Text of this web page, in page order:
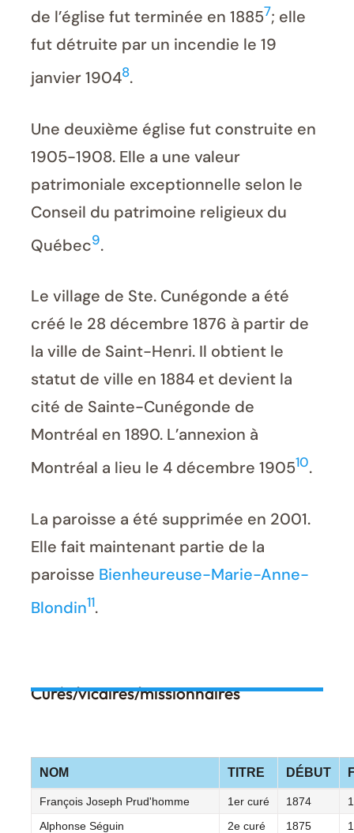
de l’église fut terminée en 18857; elle
fut détruite par un incendie le 19
janvier 19048.
Une deuxième église fut construite en
1905-1908. Elle a une valeur
patrimoniale exceptionnelle selon le
Conseil du patrimoine religieux du
Québec9.
Le village de Ste. Cunégonde a été
créé le 28 décembre 1876 à partir de
la ville de Saint-Henri. Il obtient le
statut de ville en 1884 et devient la
cité de Sainte-Cunégonde de
Montréal en 1890. L’annexion à
Montréal a lieu le 4 décembre 190510.
La paroisse a été supprimée en 2001.
Elle fait maintenant partie de la
paroisse Bienheureuse-Marie-Anne-
Blondin11.
Curés/vicaires/missionnaires
NOM TITRE DÉBUT
François Joseph Prud'homme 1er curé 1874
Alphonse Séguin
2e curé 1875